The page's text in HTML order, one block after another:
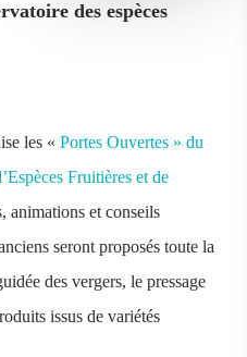
des espèces
les «Portes Ouvertes » du
Fruitières et de
animations et conseils
seront proposés toute la
des vergers, le pressage
issus de variétés